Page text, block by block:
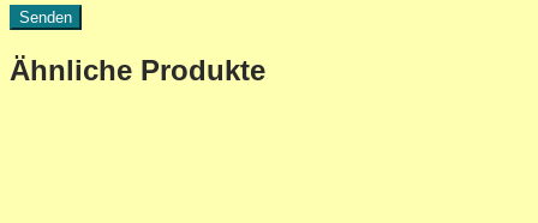
Ähnliche Produkte